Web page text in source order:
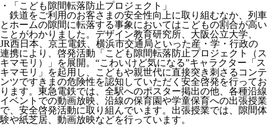
・「こども隙間転落防止プロジェクト」
鉄道をご利用のお客さまの安全性向上に取り組むなか、列車
とホームの隙間に転落する事象においてはこどもの割合が高い
ことがわかりました。デザイン教育研究所、大阪公立大学、
JR西日本、京王電鉄、横浜市交通局といった産・学・行政の
連携により、啓発活動「こども隙間転落防止プロジェクト（ス
キマモリ）」を展開。“こわいけど気になる”キャラクター「ス
キマモリ」を起用し、こどもや親世代に直接突き刺さるコンテ
ンツですきまの危険性を認知していただく安全啓発を行ってお
ります。東急電鉄では、全駅へのポスター掲出の他、各種沿線
イベントでの動画放映、沿線の保育園や学童保育への出張授業
で、安全啓発活動に取り組んでいます。出張授業では、隙間体
験や紙芝居、動画放映などを行っています。